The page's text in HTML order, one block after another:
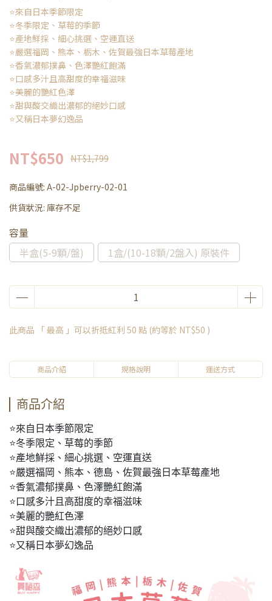
⭐來自日本季節限定
⭐冬季限定、草莓的季節
⭐產地鮮採、細心挑選、空運直送
⭐嚴選福岡、熊本、栃木、佐賀最強日本草莓產地
⭐香氣濃郁撲鼻、色澤艷紅飽滿
⭐口感多汁且高甜度的幸福滋味
⭐美麗的艷紅色澤
⭐甜與酸交織出濃郁的絕妙口感
⭐又稱日本夢幻逸品
NT$650 NT$1,799
商品編號: A-02-Jpberry-02-01
供貨狀況: 庫存不足
容量
半盒(5-9顆/盤)
1盒/(10-18顆/2盤入) 原裝件
此商品 「 最高 」可以折抵紅利 50 點 (約等於 NT$50 )
商品介紹 規格說明 運送方式
商品介紹
⭐來自日本季節限定
⭐冬季限定、草莓的季節
⭐產地鮮採、細心挑選、空運直送
⭐嚴選福岡、熊本、德島、佐賀最強日本草莓產地
⭐香氣濃郁撲鼻、色澤艷紅飽滿
⭐口感多汁且高甜度的幸福滋味
⭐美麗的艷紅色澤
⭐甜與酸交織出濃郁的絕妙口感
⭐又稱日本夢幻逸品